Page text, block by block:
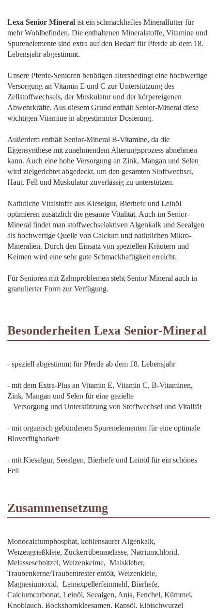
Lexa Senior Mineral ist ein schmackhaftes Mineralfutter für
mehr Wohlbefinden. Die enthaltenen Mineralstoffe, Vitamine und
Spurenelemente sind extra auf den Bedarf für Pferde ab dem 18.
Lebensjahr abgestimmt.
Unsere Pferde-Senioren benötigen altersbedingt eine hochwertige
Versorgung an Vitamin E und C zur Unterstützung des
Zellstoffwechsels, der Muskulatur und der körpereigenen
Abwehrkräfte. Aus diesem Grund enthält Senior-Mineral diese
wichtigen Vitamine in abgestimmter Dosierung.
Außerdem enthält Senior-Mineral B-Vitamine, da die
Eigensynthese mit zunehmendem Alterungsprozess abnehmen
kann. Auch eine hohe Versorgung an Zink, Mangan und Selen
wird zielgerichtet abgedeckt, um den gesamten Stoffwechsel,
Haut, Fell und Muskulatur zuverlässig zu unterstützen.
Natürliche Vitalstoffe aus Kieselgur, Bierhefe und Leinöl
optimieren zusätzlich die gesamte Vitalität. Auch im Senior-
Mineral findet man stoffwechselaktiven Algenkalk und Seealgen
als hochwertige Quelle von Calcium und natürlichen Mikro-
Mineralien. Durch den Einsatz von speziellen Kräutern und
Keimen wird eine sehr gute Schmackhaftigkeit erreicht.
Für Senioren mit Zahnproblemen steht Senior-Mineral auch in
granulierter Form zur Verfügung.
Besonderheiten Lexa Senior-Mineral
- speziell abgestimmt für Pferde ab dem 18. Lebensjahr
- mit dem Extra-Plus an Vitamin E, Vitamin C, B-Vitaminen,
Zink, Mangan und Selen für eine gezielte
Versorgung und Unterstützung von Stoffwechsel und Vitalität
- mit organisch gebundenen Spurenelementen für eine optimale
Bioverfügbarkeit
- mit Kieselgur, Seealgen, Bierhefe und Leinöl für ein schönes
Fell
Zusammensetzung
Monocalciumphosphat, kohlensaurer Algenkalk,
Weizengrießkleie, Zuckerrübenmelasse, Natriumchlorid,
Melasseschnitzel, Weizenkeime, Maiskleber,
Traubenkerne/Traubentrester entölt, Weizenkleie,
Magnesiumoxid, Leinexpellerfeinmehl, Bierhefe,
Calciumcarbonat, Leinöl, Seealgen, Anis, Fenchel, Kümmel,
Knoblauch, Bockshornkleesamen, Rapsöl, Eibischwurzel